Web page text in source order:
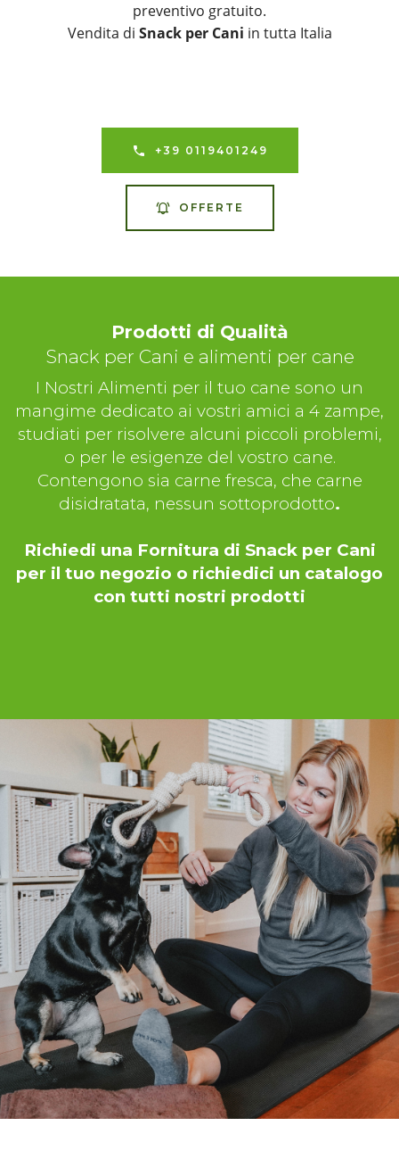
preventivo gratuito.
Vendita di Snack per Cani in tutta Italia
+39 0119401249
OFFERTE
Prodotti di Qualità
Snack per Cani e alimenti per cane
I Nostri Alimenti per il tuo cane sono un
mangime dedicato ai vostri amici a 4 zampe,
studiati per risolvere alcuni piccoli problemi,
o per le esigenze del vostro cane.
Contengono sia carne fresca, che carne
disidratata, nessun sottoprodotto.
Richiedi una Fornitura di Snack per Cani
per il tuo negozio o richiedici un catalogo
con tutti nostri prodotti